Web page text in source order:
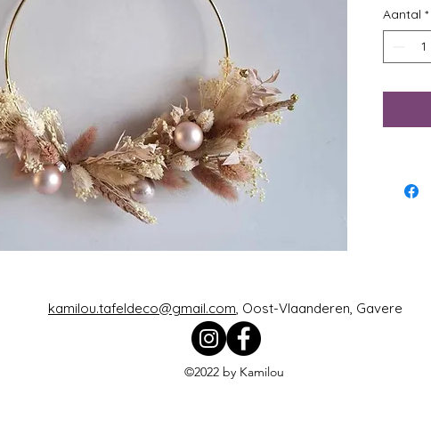
Aantal *
kamilou.tafeldeco@gmail.com, Oost-Vlaanderen, Gavere
©2022 by Kamilou